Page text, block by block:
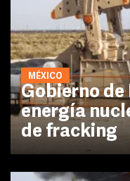
MÉXICO
Gobierno
energía
de fracking